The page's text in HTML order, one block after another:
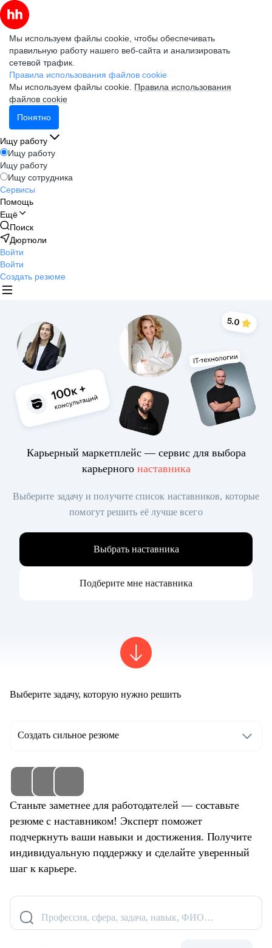
Мы используем файлы cookie, чтобы обеспечивать
правильную работу нашего веб-сайта и анализировать
сетевой трафик.
Правила использования файлов cookie
Мы используем файлы cookie. Правила использования
файлов cookie
Понятно
Ищу работу
Ищу работу
Ищу работу
Ищу сотрудника
Сервисы
Помощь
Ещё
Поиск
Дюртюли
Войти
Войти
Создать резюме
Карьерный маркетплейс — сервис для выбора
карьерного наставника
Выберите задачу и получите список наставников, которые
помогут решить её лучше всего
Выбрать наставника
Подберите мне наставника
Выберите задачу, которую нужно решить
Создать сильное резюме
Станьте заметнее для работодателей — составьте
резюме с наставником! Эксперт поможет
подчеркнуть ваши навыки и достижения. Получите
индивидуальную поддержку и сделайте уверенный
шаг к карьере.
Профессия, сфера, задача, навык, ФИО…